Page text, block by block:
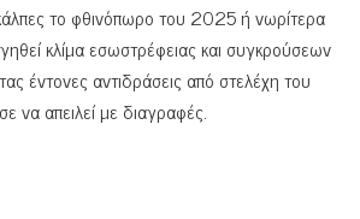
το φθινόπωρο του 2025 ή νωρίτερα
κλίμα εσωστρέφειας και συγκρούσεων
έντονες αντιδράσεις από στελέχη του
να απειλεί με διαγραφές.